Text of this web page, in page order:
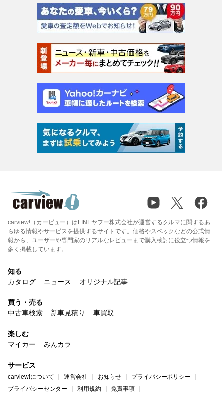
carview!（カービュー）はLINEヤフー株式会社が運営するクルマに関するあ
らゆる情報やサービスを提供するサイトです。価格やスペックなどの公式情
報から、ユーザーや専門家のリアルなレビューまで購入検討に役立つ情報を
多く掲載しています。
知る
カタログ
ニュース オリジナル記事
買う・売る
中古車検索
新車見積り 車買取
楽しむ
マイカー
みんカラ
サービス
carview!について 運営会社 お知らせ
プライバシーポリシー
プライバシーセンター
利用規約 免責事項